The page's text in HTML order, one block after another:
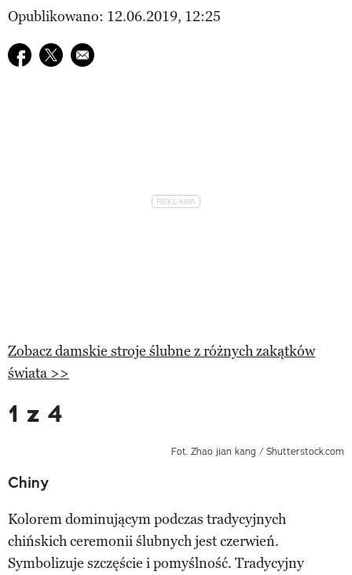
Opublikowano: 12.06.2019, 12:25
Udostępnij na facebook
Udostępnij na twitter
E-mail do przyjaciela
Zobacz damskie stroje ślubne z różnych zakątków
świata >>
1 z 4
Fot. Zhao jian kang / Shutterstock.com
Chiny
Kolorem dominującym podczas tradycyjnych
chińskich ceremonii ślubnych jest czerwień.
Symbolizuje szczęście i pomyślność. Tradycyjny